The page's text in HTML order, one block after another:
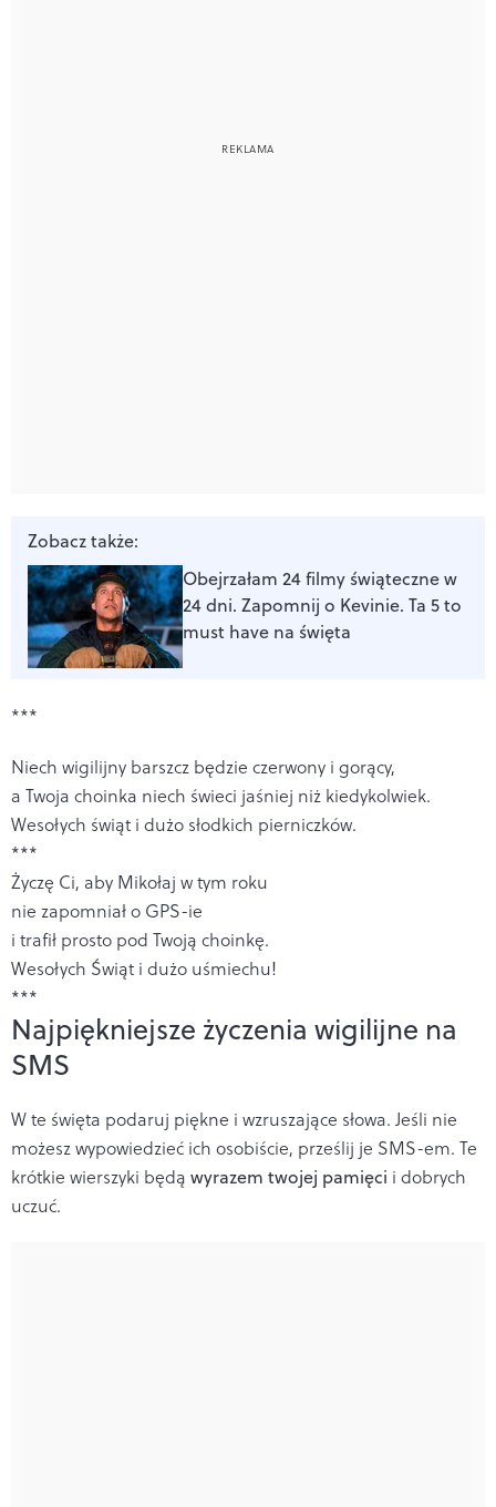
Zobacz także:
Obejrzałam 24 filmy świąteczne w
24 dni. Zapomnij o Kevinie. Ta 5 to
must have na święta
***
Niech wigilijny barszcz będzie czerwony i gorący,
a Twoja choinka niech świeci jaśniej niż kiedykolwiek.
Wesołych świąt i dużo słodkich pierniczków.
***
Życzę Ci, aby Mikołaj w tym roku
nie zapomniał o GPS-ie
i trafił prosto pod Twoją choinkę.
Wesołych Świąt i dużo uśmiechu!
***
Najpiękniejsze życzenia wigilijne na
SMS
W te święta podaruj piękne i wzruszające słowa. Jeśli nie
możesz wypowiedzieć ich osobiście, prześlij je SMS-em. Te
krótkie wierszyki będą wyrazem twojej pamięci i dobrych
uczuć.